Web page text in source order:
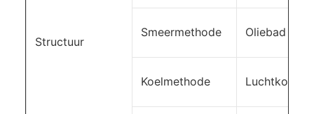
Structuur
Smeermethode Oliebad
Koelmethode